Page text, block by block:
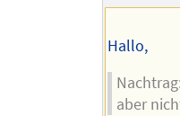
Hallo,
aber